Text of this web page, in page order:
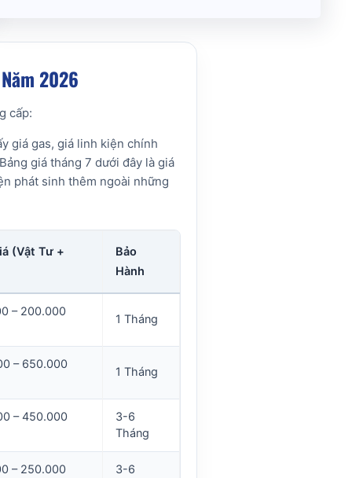
2026
cấp:
giá gas, giá linh kiện chính
giá tháng 7 dưới đây là giá
phát sinh thêm ngoài những
(Vật Tư +
Bảo
Hành
– 200.000
1 Tháng
– 650.000
1 Tháng
– 450.000
3-6
Tháng
– 250.000
3-6